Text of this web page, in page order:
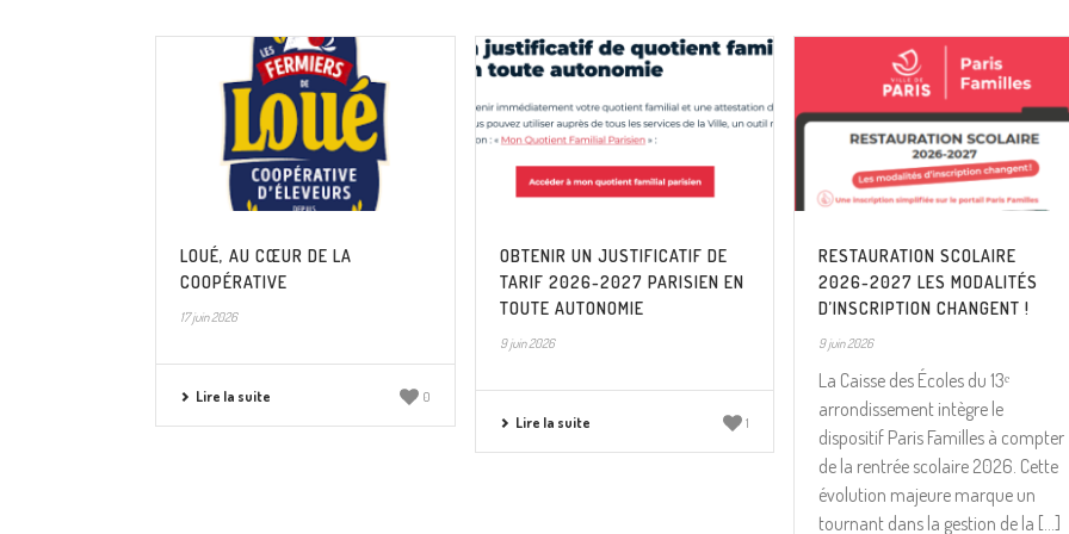
LOUÉ, AU CŒUR DE LA
COOPÉRATIVE
17 juin 2026
Lire la suite 0
OBTENIR UN JUSTIFICATIF DE
TARIF 2026-2027 PARISIEN EN
TOUTE AUTONOMIE
9 juin 2026
Lire la suite 1
RESTAURATION SCOLAIRE
2026-2027 LES MODALITÉS
D’INSCRIPTION CHANGENT !
9 juin 2026
La Caisse des Écoles du 13ᵉ
arrondissement intègre le
dispositif Paris Familles à compter
de la rentrée scolaire 2026. Cette
évolution majeure marque un
tournant dans la gestion de la [...]